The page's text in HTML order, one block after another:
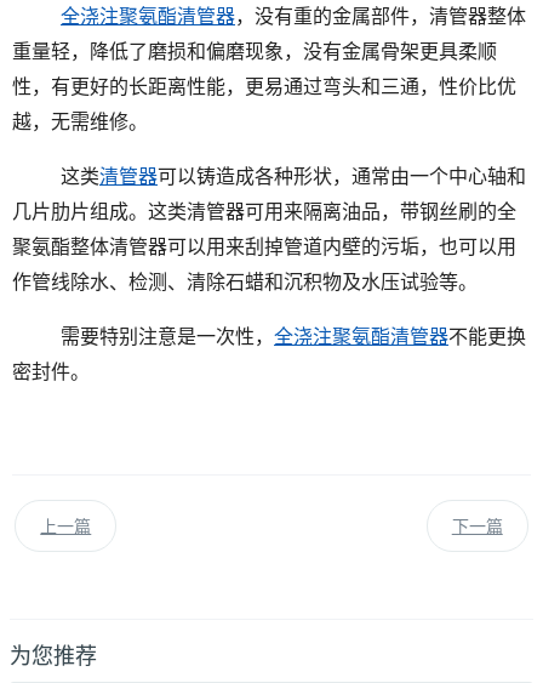
全浇注聚氨酯清管器，没有重的金属部件，清管器整体
重量轻，降低了磨损和偏磨现象，没有金属骨架更具柔顺
性，有更好的长距离性能，更易通过弯头和三通，性价比优
越，无需维修。
这类清管器可以铸造成各种形状，通常由一个中心轴和
几片肋片组成。这类清管器可用来隔离油品，带钢丝刷的全
聚氨酯整体清管器可以用来刮掉管道内壁的污垢，也可以用
作管线除水、检测、清除石蜡和沉积物及水压试验等。
需要特别注意是一次性， 全浇注聚氨酯清管器不能更换
密封件。
上一篇 下一篇
为您推荐